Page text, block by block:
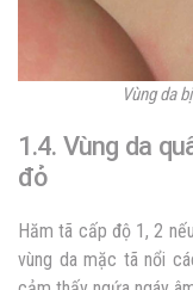
Vùng da
1.4. Vùng da
đỏ
Hăm tã cấp độ 1, 2
vùng da mặc tã nổi